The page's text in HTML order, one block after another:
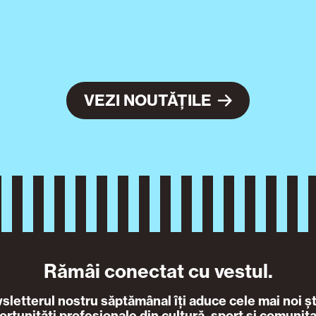
VEZI NOUTĂȚILE
Rămâi conectat cu vestul.
nostru săptămânal îți aduce cele mai noi